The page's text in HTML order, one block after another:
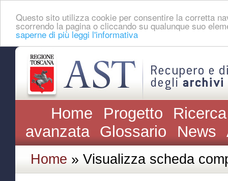
Questo sito utilizza cookie per consentire la corretta
scorrendo la pagina o cliccando su qualunque suo
saperne di più leggi l'informativa
Home Progetto
avanzata Glossario News
Home » Visualizza scheda